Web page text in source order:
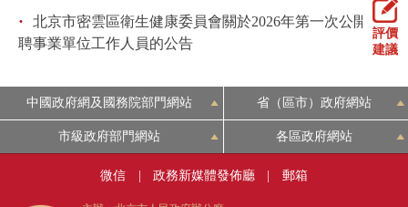
·
北京市密雲區衛生健康委員會關於2026年第一次公開招
聘事業單位工作人員的公告
評價
建議
中國政府網及國務院部門網站 省（區市）政府網站
市級政府部門網站 各區政府網站
微信 政務新媒體發佈廳 郵箱